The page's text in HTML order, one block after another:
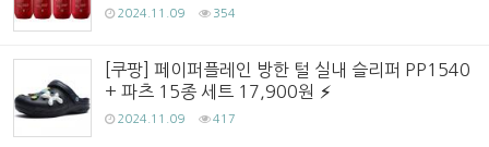
2024.11.09 354
[쿠팡] 페이퍼플레인 방한 털 실내 슬리퍼 PP1540
+ 파츠 15종 세트 17,900원
2024.11.09 417